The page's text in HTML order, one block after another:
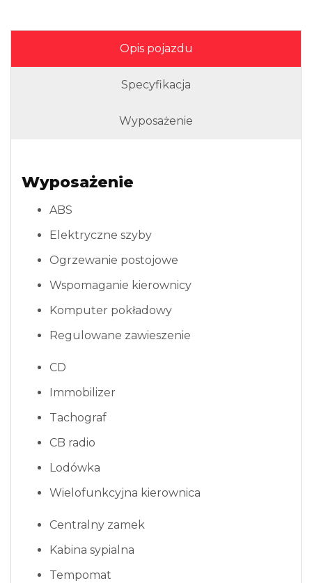
Opis pojazdu
Specyfikacja
Wyposażenie
Wyposażenie
ABS
Elektryczne szyby
Ogrzewanie postojowe
Wspomaganie kierownicy
Komputer pokładowy
Regulowane zawieszenie
CD
Immobilizer
Tachograf
CB radio
Lodówka
Wielofunkcyjna kierownica
Centralny zamek
Kabina sypialna
Tempomat